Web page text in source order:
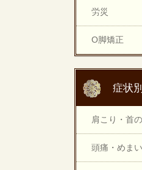
労災
O脚矯正
症状
肩こり・首
頭痛・めま